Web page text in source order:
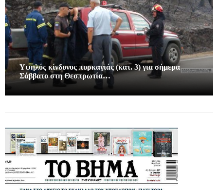
Υψηλός κίνδυνος πυρκαγιάς (κατ. 3) για σήμερα
Σάββατο στη Θεσπρωτία…